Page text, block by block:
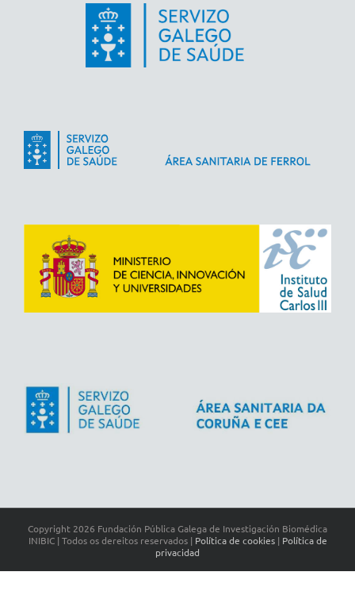
Copyright 2026 Fundación Pública Galega de Investigación Biomédica
INIBIC | Todos os dereitos reservados | Política de cookies| Política de
privacidad